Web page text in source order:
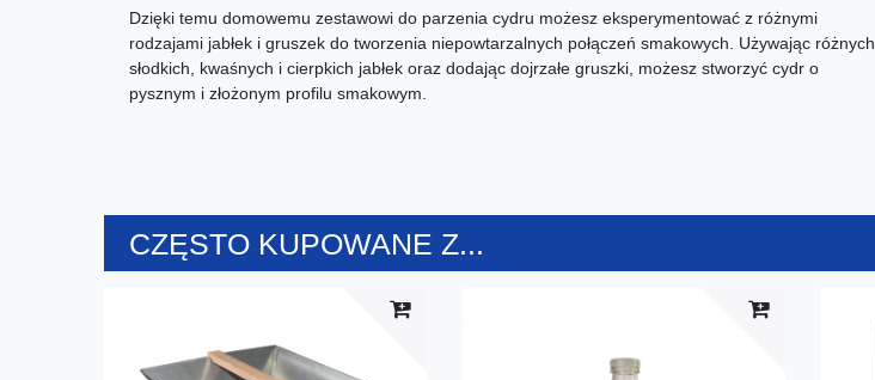
Dzięki temu domowemu zestawowi do parzenia cydru możesz eksperymentować z różnymi
rodzajami jabłek i gruszek do tworzenia niepowtarzalnych połączeń smakowych. Używając różnych
słodkich, kwaśnych i cierpkich jabłek oraz dodając dojrzałe gruszki, możesz stworzyć cydr o
pysznym i złożonym profilu smakowym.
CZĘSTO KUPOWANE Z...